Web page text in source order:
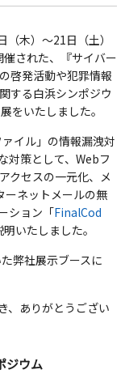
木）～21日（土）
された、『サイバー
啓発活動や犯罪情報
する白浜シンポジウ
をいたしました。
イル」の情報漏洩対
対策として、Webフ
クセスの一元化、メ
ーネットメールの無
ション「FinalCod
いたしました。
弊社展示ブースに
、ありがとうござい
ジウム